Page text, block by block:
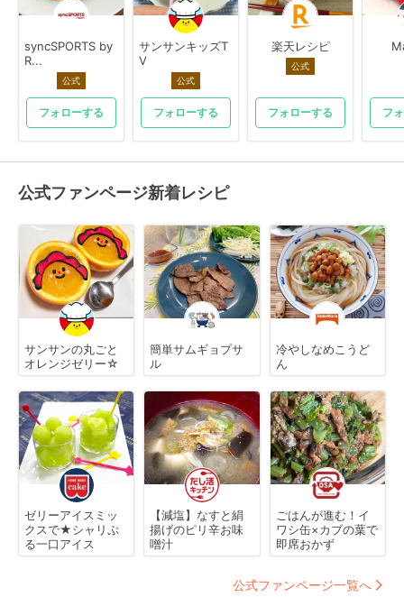
syncSPORTS by
R...
公式
フォローする
サンサンキッズT
V
公式
フォローする
楽天レシピ
公式
フォローする フ
公式ファンページ新着レシピ
サンサンの丸ごと
オレンジゼリー☆
簡単サムギョプサ
ル
冷やしなめこうど
ん
ゼリーアイスミッ
クスで★シャリぷ
る一口アイス
【減塩】なすと絹
揚げのピリ辛お味
噌汁
ごはんが進む！イ
ワシ缶×カブの葉で
即席おかず
公式ファンページ一覧へ